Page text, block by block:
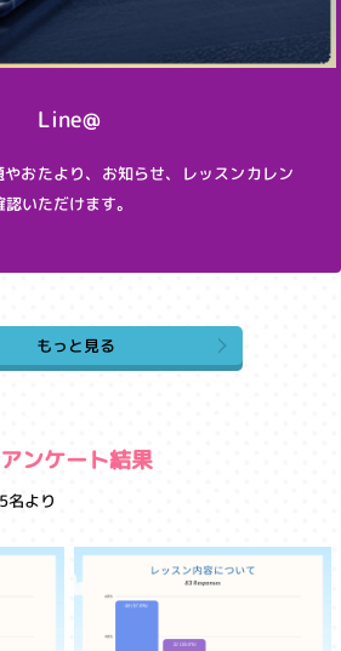
Line@
おたより、お知らせ、レッスンカレン
いただけます。
もっと見る
ンケート結果
名より